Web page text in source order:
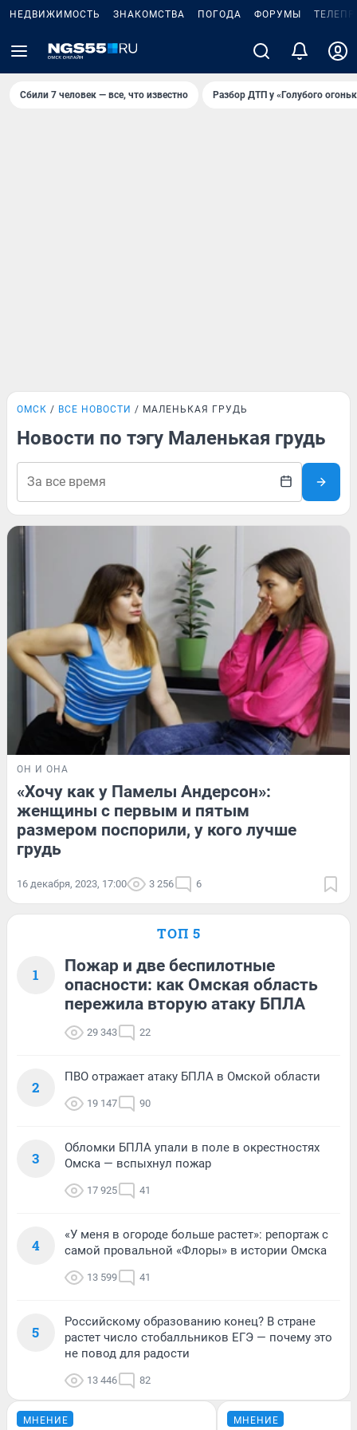
НЕДВИЖИМОСТЬ ЗНАКОМСТВА ПОГОДА ФОРУМЫ
Сбили 7 человек — все, что известно Разбор ДТП у «Голубого
ОМСК ВСЕ НОВОСТИ МАЛЕНЬКАЯ ГРУДЬ
Новости по тэгу Маленькая грудь
ОН И ОНА
«Хочу как у Памелы Андерсон»:
женщины с первым и пятым
размером поспорили, у кого лучше
грудь
16 декабря, 2023, 17:00 3 256 6
ТОП 5
1
Пожар и две беспилотные
опасности: как Омская область
пережила вторую атаку БПЛА
29 343 22
2
ПВО отражает атаку БПЛА в Омской области
19 147 90
3
Обломки БПЛА упали в поле в окрестностях
Омска — вспыхнул пожар
17 925 41
4
«У меня в огороде больше растет»: репортаж с
самой провальной «Флоры» в истории Омска
13 599 41
5
Российскому образованию конец? В стране
растет число стобалльников ЕГЭ — почему это
не повод для радости
13 446 82
МНЕНИЕ МНЕНИЕ